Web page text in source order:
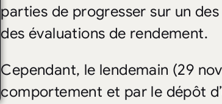
parties de progresser sur un
des évaluations de rendement.
Cependant, le lendemain (29
comportement et par le dépôt